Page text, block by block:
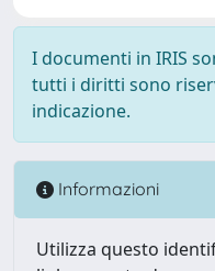
I documenti in IRIS
tutti i diritti sono
indicazione.
Informazioni
Utilizza questo